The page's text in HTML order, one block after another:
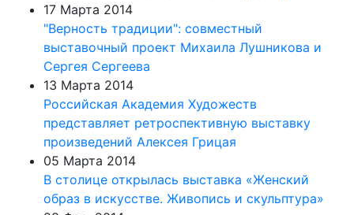
17 Марта 2014
"Верность традиции": совместный
выставочный проект Михаила Лушникова и
Сергея Сергеева
13 Марта 2014
Российская Академия Художеств
представляет ретроспективную выставку
произведений Алексея Грицая
05 Марта 2014
В столице открылась выставка «Женский
образ в искусстве. Живопись и скульптура»